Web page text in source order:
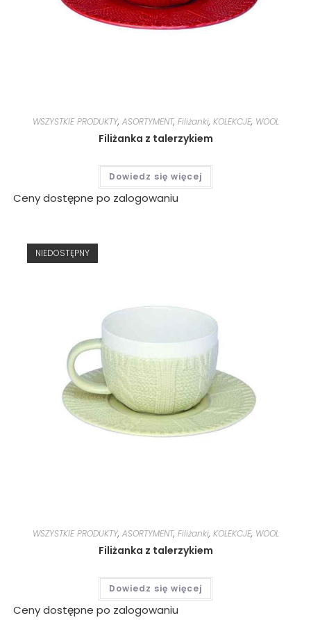
WSZYSTKIE PRODUKTY, ASORTYMENT, Filiżanki, KOLEKCJE, WOOL
Filiżanka z talerzykiem
Dowiedz się więcej
Ceny dostępne po zalogowaniu
NIEDOSTĘPNY
WSZYSTKIE PRODUKTY, ASORTYMENT, Filiżanki, KOLEKCJE, WOOL
Filiżanka z talerzykiem
Dowiedz się więcej
Ceny dostępne po zalogowaniu